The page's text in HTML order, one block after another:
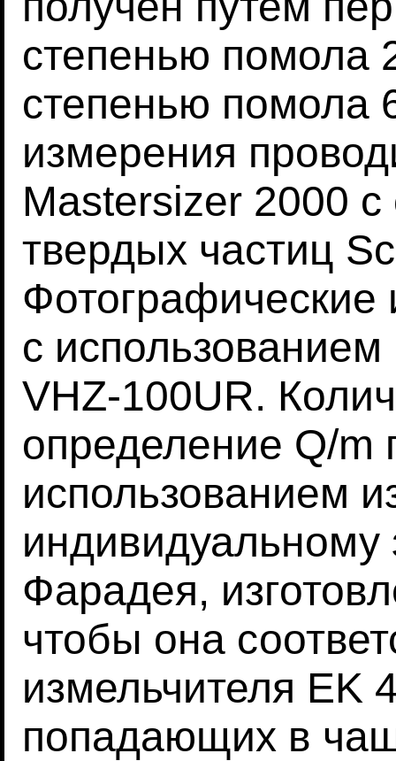
степенью помола
степенью помола
измерения
Mastersizer 2000
твердых частиц
с
VHZ-100UR.
определение Q/m
использованием
индивидуальному
Фарадея,
чтобы она
измельчителя EK
попадающих в